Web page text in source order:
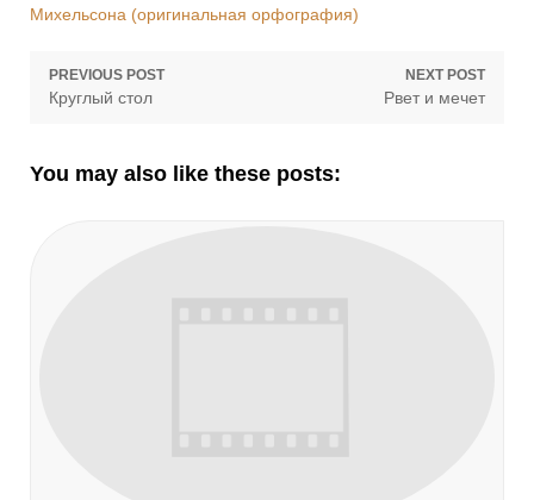
Михельсона (оригинальная орфография)
Навигация
записям
PREVIOUS POST
Previous
Круглый стол
NEXT POST
Next
Рвет и мечет
You may also like these posts: